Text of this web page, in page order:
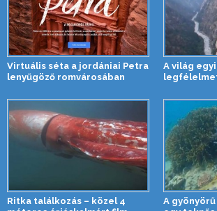
Virtuális séta a jordániai Petra
lenyűgöző romvárosában
A világ
Ritka találkozás – közel 4
A